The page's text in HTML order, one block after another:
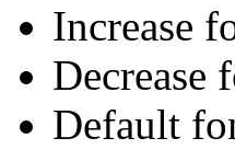
Increase
Decrease
Default